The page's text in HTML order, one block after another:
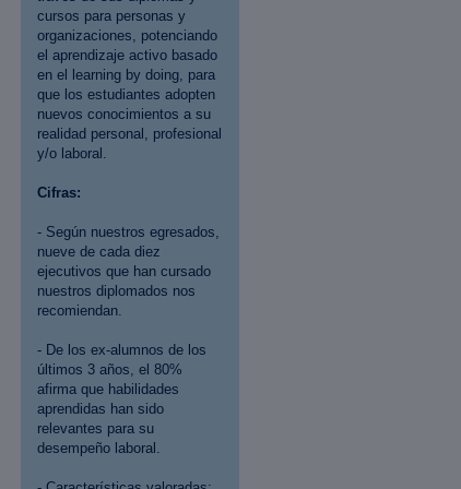
cursos para personas y
organizaciones, potenciando
el aprendizaje activo basado
en el learning by doing, para
que los estudiantes adopten
nuevos conocimientos a su
realidad personal, profesional
y/o laboral.
Cifras:
- Según nuestros egresados,
nueve de cada diez
ejecutivos que han cursado
nuestros diplomados nos
recomiendan.
- De los ex-alumnos de los
últimos 3 años, el 80%
afirma que habilidades
aprendidas han sido
relevantes para su
desempeño laboral.